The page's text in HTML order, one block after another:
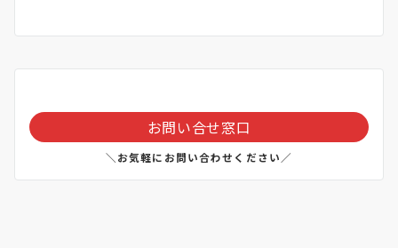
お問い合せ窓口
＼お気軽にお問い合わせください／